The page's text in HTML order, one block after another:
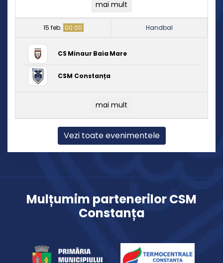
mai mult
15 feb. 00:00 Handbal
CS Minaur Baia Mare
CSM Constanța
mai mult
Vezi toate evenimentele
Mulțumim partenerilor CSM
Constanța